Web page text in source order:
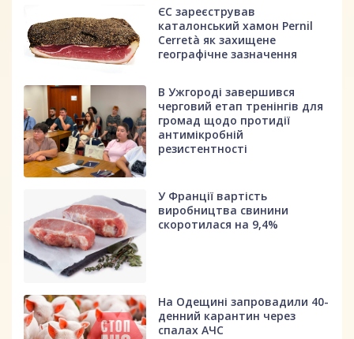
ЄС зареєстрував
каталонський хамон Pernil
Cerretà як захищене
географічне зазначення
В Ужгороді завершився
черговий етап тренінгів для
громад щодо протидії
антимікробній
резистентності
У Франції вартість
виробництва свинини
скоротилася на 9,4%
На Одещині запровадили 40-
денний карантин через
спалах АЧС